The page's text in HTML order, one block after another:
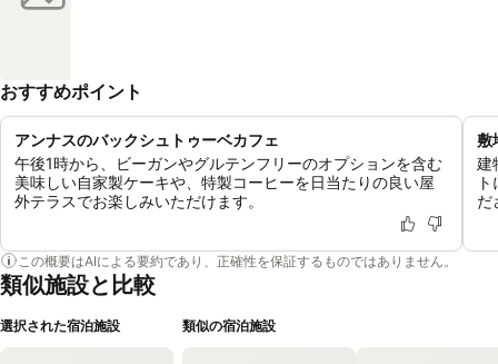
おすすめポイント
アンナスのバックシュトゥーベカフェ
午後1時から、ビーガンやグルテンフリーのオプションを含む
美味しい自家製ケーキや、特製コーヒーを日当たりの良い屋
外テラスでお楽しみいただけます。
敷
建
だ
この概要はAIによる要約であり、正確性を保証するものではありません。
類似施設と比較
選択された宿泊施設 類似の宿泊施設